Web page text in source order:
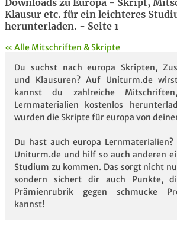
Downloads zu Europa - Skript,
Klausur etc. für ein leichteres
herunterladen. - Seite 1
« Alle Mitschriften & Skripte
Du suchst nach europa Skripten,
und Klausuren? Auf Uniturm.de
kannst du zahlreiche
Lernmaterialien kostenlos
wurden die Skripte für europa von
Du hast auch europa
Uniturm.de und hilf so auch anderen
Studium zu kommen. Das sorgt nicht
sondern sichert dir auch Punkte,
Prämienrubrik gegen schmucke
kannst!